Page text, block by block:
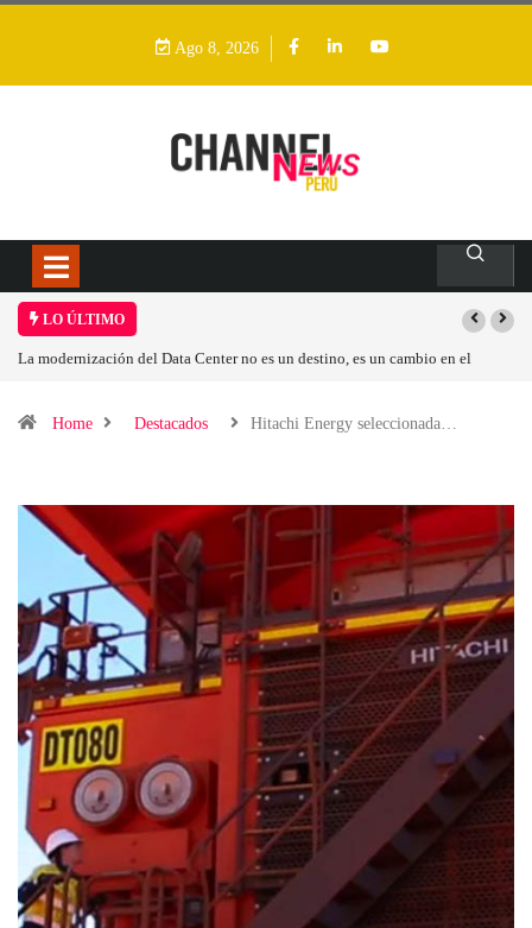
Ago 8, 2026
LO ÚLTIMO
en el Los ingresos por semiconductores aumentarán más de un 94 % en
Home Destacados Hitachi Energy seleccionada…